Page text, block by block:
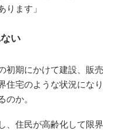
ります」
い
初期にかけて建設、販売
住宅のような状況になり
のか。
、住民が高齢化して限界